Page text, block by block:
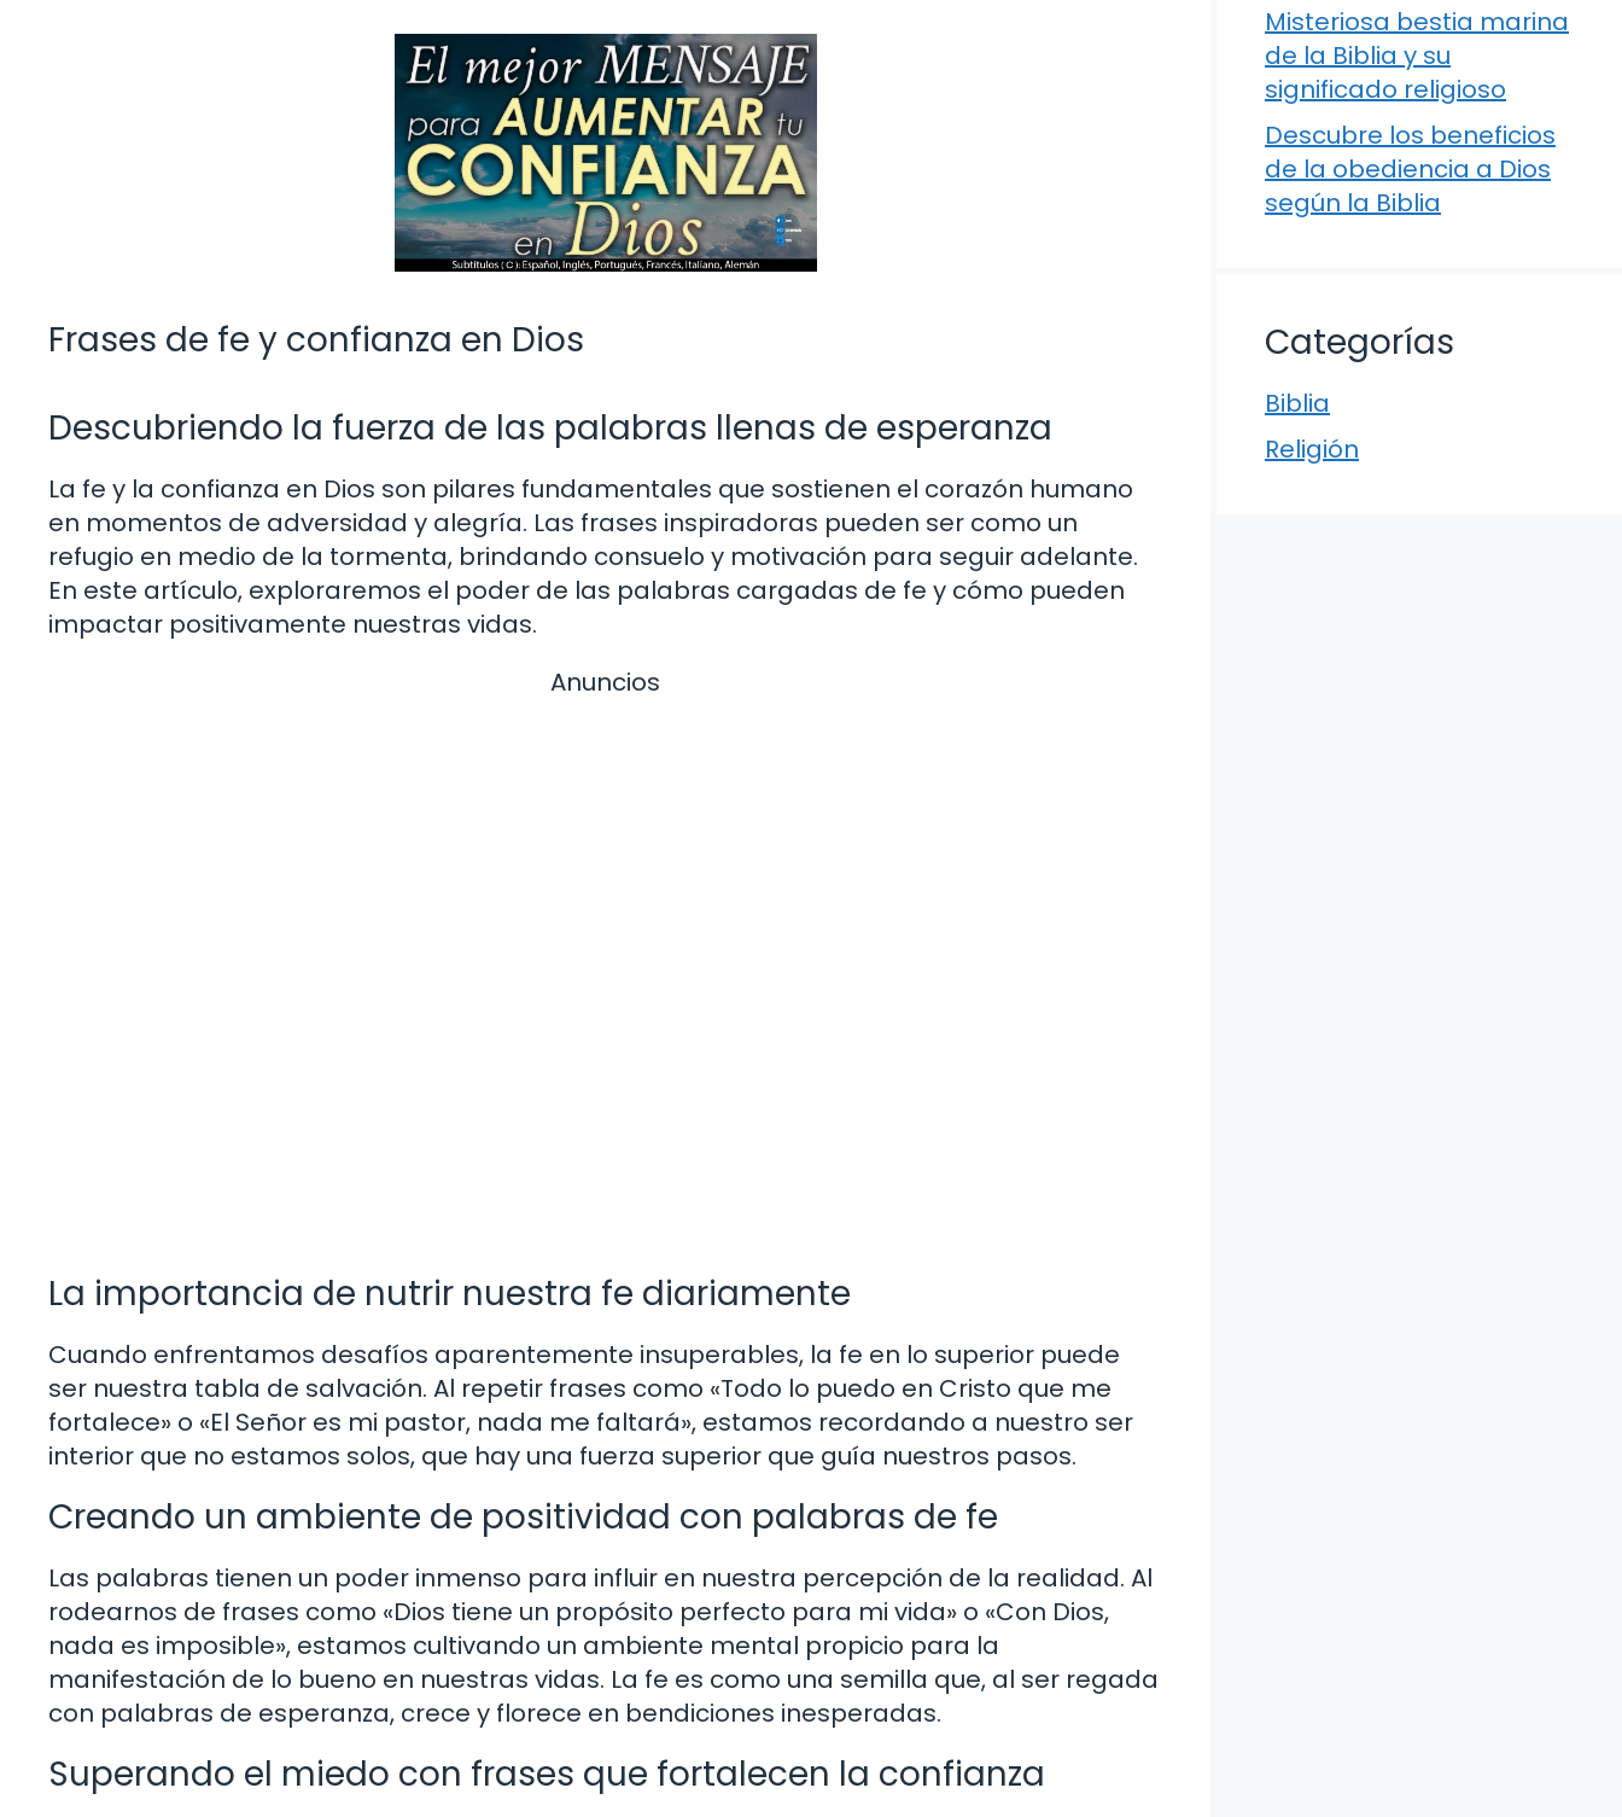
Frases de fe y confianza en Dios
Descubriendo la fuerza de las palabras llenas de esperanza
La fe y la confianza en Dios son pilares fundamentales que sostienen el corazón humano
en momentos de adversidad y alegría. Las frases inspiradoras pueden ser como un
refugio en medio de la tormenta, brindando consuelo y motivación para seguir adelante.
En este artículo, exploraremos el poder de las palabras cargadas de fe y cómo pueden
impactar positivamente nuestras vidas.
Anuncios
La importancia de nutrir nuestra fe diariamente
Cuando enfrentamos desafíos aparentemente insuperables, la fe en lo superior puede
ser nuestra tabla de salvación. Al repetir frases como «Todo lo puedo en Cristo que me
fortalece» o «El Señor es mi pastor, nada me faltará», estamos recordando a nuestro ser
interior que no estamos solos, que hay una fuerza superior que guía nuestros pasos.
Creando un ambiente de positividad con palabras de fe
Las palabras tienen un poder inmenso para influir en nuestra percepción de la realidad. Al
rodearnos de frases como «Dios tiene un propósito perfecto para mi vida» o «Con Dios,
nada es imposible», estamos cultivando un ambiente mental propicio para la
manifestación de lo bueno en nuestras vidas. La fe es como una semilla que, al ser regada
con palabras de esperanza, crece y florece en bendiciones inesperadas.
Superando el miedo con frases que fortalecen la confianza
Misteriosa bestia marina
de la Biblia y su
significado religioso
Descubre los beneficios
de la obediencia a Dios
según la Biblia
Categorías
Biblia
Religión